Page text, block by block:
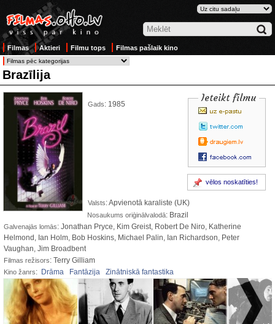
Filmas Aktieri Filmu tops Filmas pašlaik kino
Brazīlija
Ieteikt filmu
vēlos noskatīties!
Gads: 1985
Valsts: Apvienotā karaliste (UK)
Nosaukums oriģinālvalodā: Brazil
Galvenajās lomās: Jonathan Pryce, Kim Greist, Robert De Niro, Katherine
Helmond, Ian Holm, Bob Hoskins, Michael Palin, Ian Richardson, Peter
Vaughan, Jim Broadbent
Filmas režisors: Terry Gilliam
Kino žanrs: Drāma Fantāzija Zinātniskā fantastika